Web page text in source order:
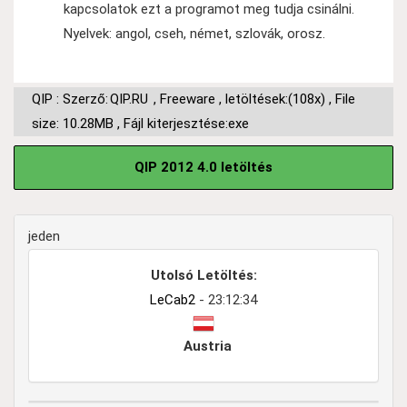
kapcsolatok ezt a programot meg tudja csinálni.
Nyelvek: angol, cseh, német, szlovák, orosz.
QIP : Szerző:QIP.RU , Freeware , letöltések:(108x) , File
size: 10.28MB , Fájl kiterjesztése:exe
QIP 2012 4.0 letöltés
jeden
Utolsó Letöltés:
LeCab2 - 23:12:34
Austria